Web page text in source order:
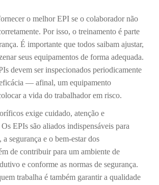
o melhor EPI se o colaborador não
Por isso, o treinamento é parte
É importante que todos saibam ajustar,
seus equipamentos de forma adequada.
devem ser inspecionados periodicamente
— afinal, um equipamento
a vida do trabalhador em risco.
exige cuidado, atenção e
EPIs são aliados indispensáveis para
a segurança e o bem-estar dos
de contribuir para um ambiente de
e conforme as normas de segurança.
trabalha é também garantir a qualidade